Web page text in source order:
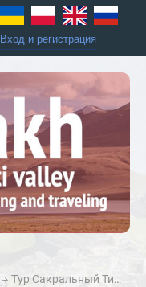
Вход и регистрация
Тур Сакральный Тибет: долины Ладакх и Нубра, озеро Пангонг Цо.